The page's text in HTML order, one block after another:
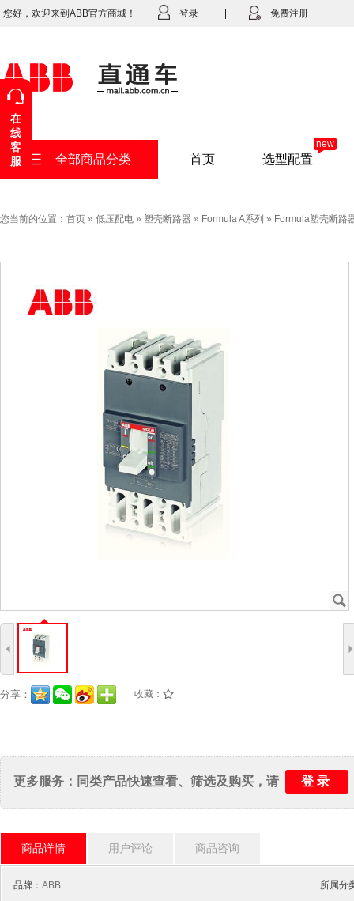
您好，欢迎来到ABB官方商城！ 登录 免费注册
全部商品分类 首页 选型配置
new
您当前的位置： 首页 » 低压配电 » 塑壳断路器 » Formula A系列 » Formula塑壳断路
J
4
分享： 收藏： /
更多服务：同类产品快速查看、筛选及购买，请 登录
商品详情 用户评论 商品咨询
品牌： ABB 所属分
在
线
客
服